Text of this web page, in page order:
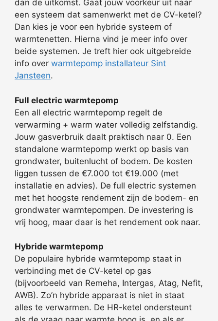
dan de uitkomst. Gaat jouw voorkeur uit naar
een systeem dat samenwerkt met de CV-ketel?
Dan kies je voor een hybride systeem of
warmtenetten. Hierna vind je meer info over
beide systemen. Je treft hier ook uitgebreide
info over warmtepomp installateur Sint
Jansteen.
Full electric warmtepomp
Een all electric warmtepomp regelt de
verwarming + warm water volledig zelfstandig.
Jouw gasverbruik daalt praktisch naar 0. Een
standalone warmtepomp werkt op basis van
grondwater, buitenlucht of bodem. De kosten
liggen tussen de €7.000 tot €19.000 (met
installatie en advies). De full electric systemen
met het hoogste rendement zijn de bodem- en
grondwater warmtepompen. De investering is
vrij hoog, maar daar is het rendement ook naar.
Hybride warmtepomp
De populaire hybride warmtepomp staat in
verbinding met de CV-ketel op gas
(bijvoorbeeld van Remeha, Intergas, Atag, Nefit,
AWB). Zo’n hybride apparaat is niet in staat
alles te verwarmen. De HR-ketel ondersteunt